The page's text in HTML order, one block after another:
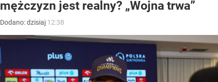
mężczyzn jest realny? „Wojna trwa”
Dodano:dzisiaj 12:38